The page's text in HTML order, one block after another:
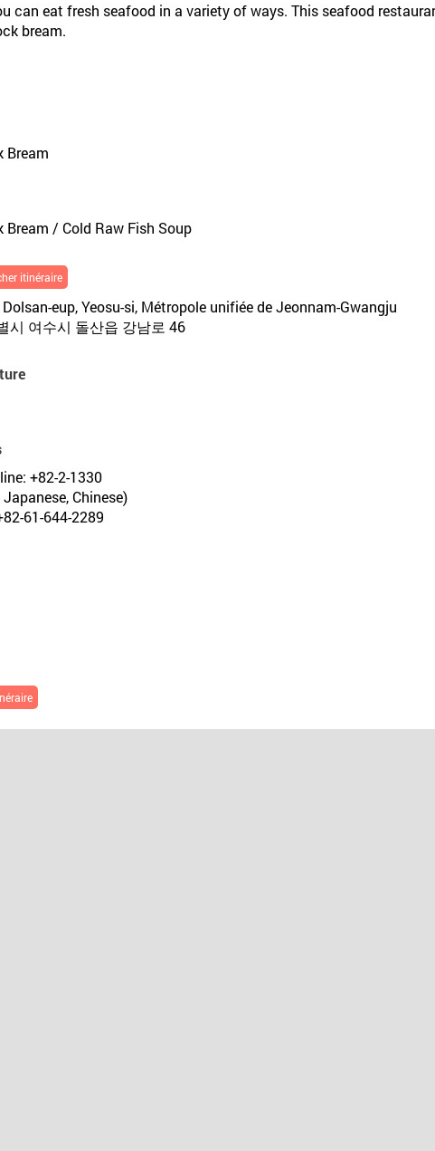
can eat fresh seafood in a variety of ways. This seafood
bream.
Bream
Bream / Cold Raw Fish Soup
itinéraire
eup, Yeosu-si, Métropole unifiée de Jeonnam-Gwangju
시 여수시 돌산읍 강남로 46
+82-2-1330
Chinese)
61-644-2289